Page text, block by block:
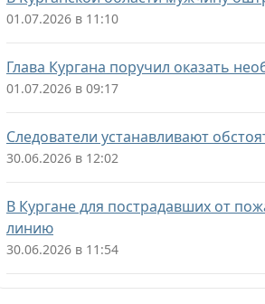
01.07.2026 в 11:10
Глава Кургана поручил оказать
01.07.2026 в 09:17
Следователи устанавливают
30.06.2026 в 12:02
В Кургане для пострадавших от
линию
30.06.2026 в 11:54